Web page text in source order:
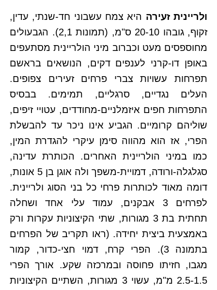
ולריינית זעירה היא צמח עשבוני חד-שנתי, עדין,
זקוף, גובהו 20-10 ס"מ, (תמונות 2,1). הגבעולים
מחוספסים מעט וכברוב מיני הולריינית מסתעפים
באופן דו-קרני לענפים דקים, הנושאים בראשם
תפרחות עשויות צברי פרחים זעירים צפופים.
העלים נגדיים, סרגליים, תמימים. בבסיס
התפרחות חפים איזמלניים-מחודדים, עטויי זיפים,
שוליהם קרומיים. הגביע אינו ניכר עד להבשלת
הפרי, אז הוא מהווה סימן עיקרי להגדרת המין,
כמו במיני הולריינית האחרים. הכותרת עדינה,
סגלגלה-ורודה, דמויית-משפך ולה אוגן בן 5 אונות,
דומה מאוד לכותרות פרחי כל בני הסוג ולריינית.
לפרחים 3 אבקנים, עמוד עלי אחד ושחלה
תחתית בת 3 מגורות, שתי הקיצוניות עקרות ורק
באמצעית ביצית יחידה. (ראו תקריב של הפרחים
בתמונה 3). הפרי קרח, דמוי חצי-כדור, קמור
מגבו, חזיתו פחוסה ובמרכזה שקע. אורך הפרי
2.5-1.5 מ"מ, עשוי 3 מגורות, השתיים הקיצוניות